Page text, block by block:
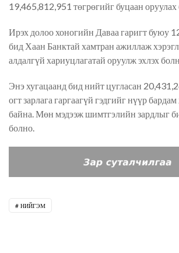
19,465,812,951 төгрөгийг буцаан оруулах
Ирэх долоо хоногийн Даваа гаригт буюу
бид Хаан Банктай хамтран ажиллаж
алдалгүй хариуцлагатай оруулж эхлэх
Энэ хугацаанд бид нийт цугласан
огт зарлага гаргаагүй гэдгийг нүүр бардам
байна. Мөн мэдээж шимтгэлийн зардлыг
болно.
НИЙГЭМ